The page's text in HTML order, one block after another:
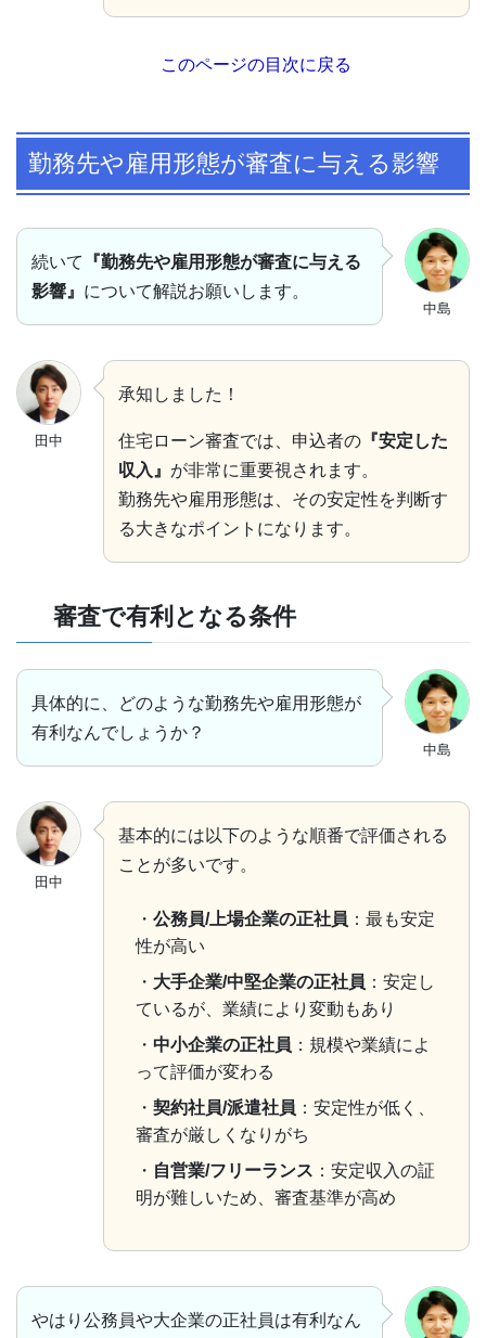
このページの目次に戻る
勤務先や雇用形態が審査に与える影響
中島
続いて
『勤務先や雇用形態が審査に与える
影響』 について解説お願いします。
田中
承知しました！
住宅ローン審査では、申込者の 『安定した
収入』 が非常に重要視されます。
勤務先や雇用形態は、その安定性を判断す
る大きなポイントになります。
審査で有利となる条件
中島
具体的に、どのような勤務先や雇用形態が
有利なんでしょうか？
田中
基本的には以下のような順番で評価される
ことが多いです。
・ 公務員/上場企業の正社員 ：最も安定
性が高い
・ 大手企業/中堅企業の正社員 ：安定し
ているが、業績により変動もあり
・ 中小企業の正社員 ：規模や業績によ
って評価が変わる
・ 契約社員/派遣社員 ：安定性が低く、
審査が厳しくなりがち
・ 自営業/フリーランス ：安定収入の証
明が難しいため、審査基準が高め
やはり公務員や大企業の正社員は有利なん